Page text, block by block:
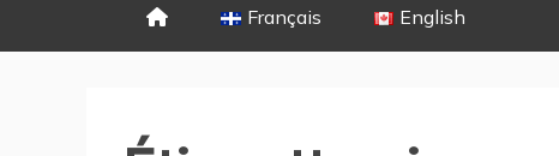
Français English